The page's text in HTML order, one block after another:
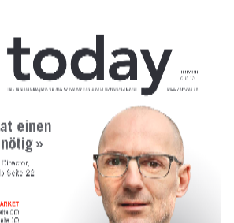
08)
18)
03 | 2018
CHF 12.–
einen
»
Director,
Seite 22